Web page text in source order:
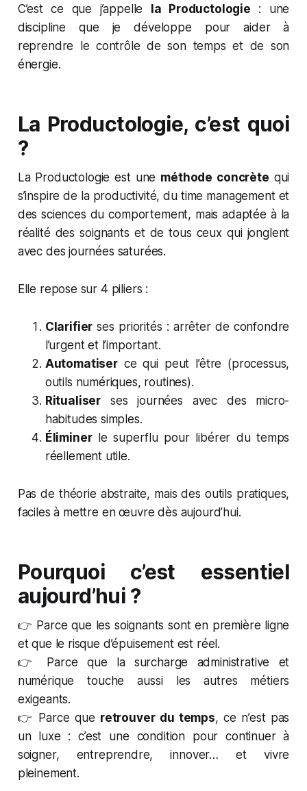
C’est ce que j’appelle
la Productologie : une
discipline que je développe pour aider à
reprendre le contrôle de son temps et de son
énergie.
La Productologie, c’est quoi
?
La Productologie est une méthode concrète qui
s’inspire de la productivité, du time management et
des sciences du comportement, mais adaptée à la
réalité des soignants et de tous ceux qui jonglent
avec des journées saturées.
Elle repose sur 4 piliers :
Clarifier ses priorités : arrêter de confondre
l’urgent et l’important.
Automatiserce qui peut l’être (processus,
outils numériques, routines).
Ritualiser ses journées avec des micro-
habitudes simples.
Éliminerle superflu pour libérer du temps
réellement utile.
Pas de théorie abstraite, mais des outils pratiques,
faciles à mettre en œuvre dès aujourd’hui.
Pourquoi c’est essentiel
aujourd’hui ?
👉 Parce que les soignants sont en première ligne
et que le risque d’épuisement est réel.
👉 Parce que la surcharge administrative et
numérique touche aussi les autres métiers
exigeants.
👉 Parce que retrouver du temps, ce n’est pas
un luxe : c’est une condition pour continuer à
soigner, entreprendre, innover… et vivre
pleinement.